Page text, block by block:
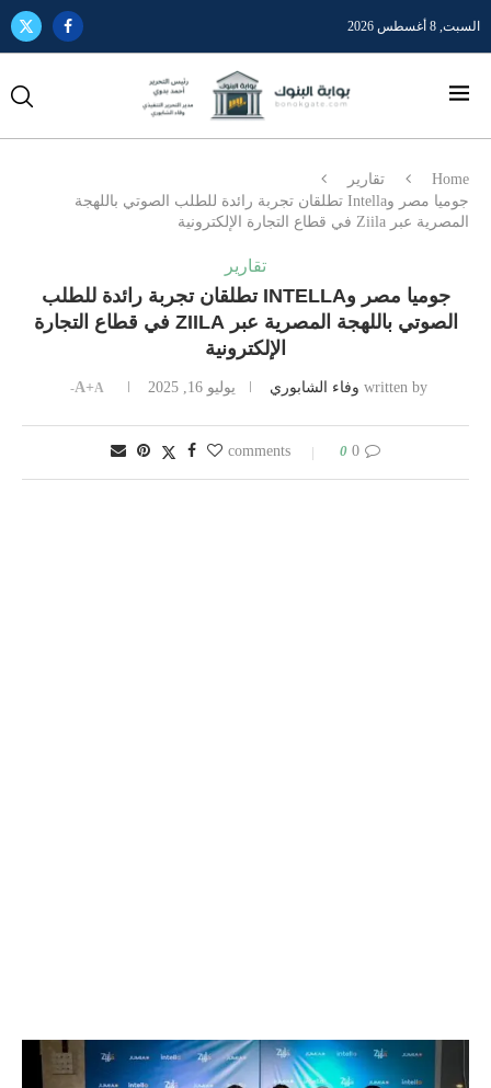
السبت, 8 أغسطس 2026
Home
تقارير
جوميا مصر وIntella تطلقان تجربة رائدة للطلب الصوتي باللهجة
المصرية عبر Ziila في قطاع التجارة الإلكترونية
تقارير
جوميا مصر وINTELLA تطلقان تجربة رائدة للطلب
الصوتي باللهجة المصرية عبر ZIILA في قطاع التجارة
الإلكترونية
written by وفاء الشابوري يوليو 16, 2025 A+A-
0 comments
0